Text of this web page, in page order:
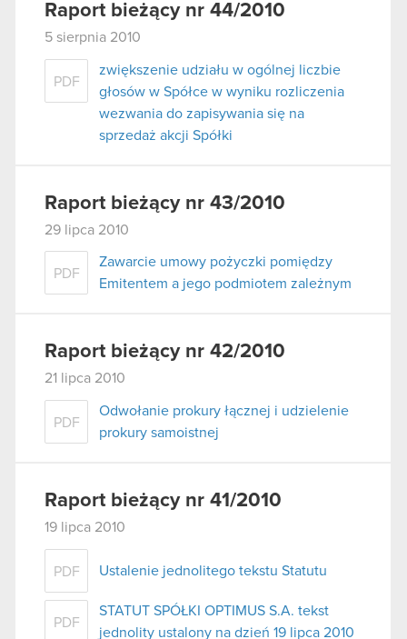
Raport bieżący nr 44/2010
5 sierpnia 2010
PDF
zwiększenie udziału w ogólnej liczbie
głosów w Spółce w wyniku rozliczenia
wezwania do zapisywania się na
sprzedaż akcji Spółki
Raport bieżący nr 43/2010
29 lipca 2010
PDF
Zawarcie umowy pożyczki pomiędzy
Emitentem a jego podmiotem zależnym
Raport bieżący nr 42/2010
21 lipca 2010
PDF
Odwołanie prokury łącznej i udzielenie
prokury samoistnej
Raport bieżący nr 41/2010
19 lipca 2010
PDF Ustalenie jednolitego tekstu Statutu
PDF
STATUT SPÓŁKI OPTIMUS S.A. tekst
jednolity ustalony na dzień 19 lipca 2010